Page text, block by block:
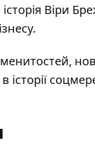
Віри